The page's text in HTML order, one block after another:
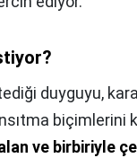
duyguyu,
biçimlerini
ve birbiriyle